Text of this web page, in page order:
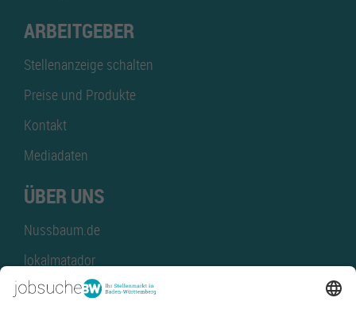
ARBEITGEBER
Stellenanzeige schalten
Preise und Produkte
Kontakt
Mediadaten
ÜBER UNS
Nussbaum.de
lokalmatador
kaufinBW